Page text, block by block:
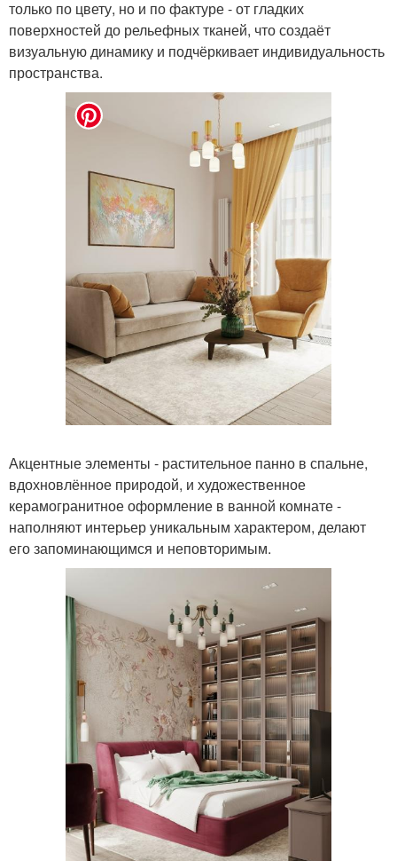
только по цвету, но и по фактуре - от гладких
поверхностей до рельефных тканей, что создаёт
визуальную динамику и подчёркивает индивидуальность
пространства.
Акцентные элементы - растительное панно в спальне,
вдохновлённое природой, и художественное
керамогранитное оформление в ванной комнате -
наполняют интерьер уникальным характером, делают
его запоминающимся и неповторимым.